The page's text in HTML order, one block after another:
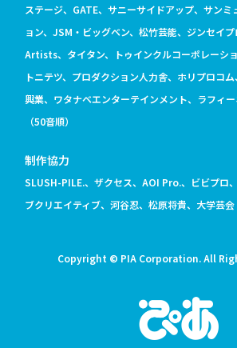
ステージ、GATE、サニーサイドアップ、サンミ
ョン、JSM・ビッグベン、松竹芸能、ジンセイ
Artists、タイタン、トゥインクルコーポレーシ
トニテツ、プロダクション人力舎、ホリプロコ
興業、ワタナベエンターテインメント、ラフィ
（50音順）
制作協力
SLUSH-PILE.、ザクセス、AOI Pro.、ビビプロ
ブクリエイティブ、河谷忍、松原将貴、大学芸会
Copyright © PIA Corporation. All